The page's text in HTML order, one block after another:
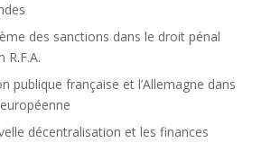
des sanctions dans le droit pénal
R.F.A.
publique française et l’Allemagne dans
décentralisation et les finances